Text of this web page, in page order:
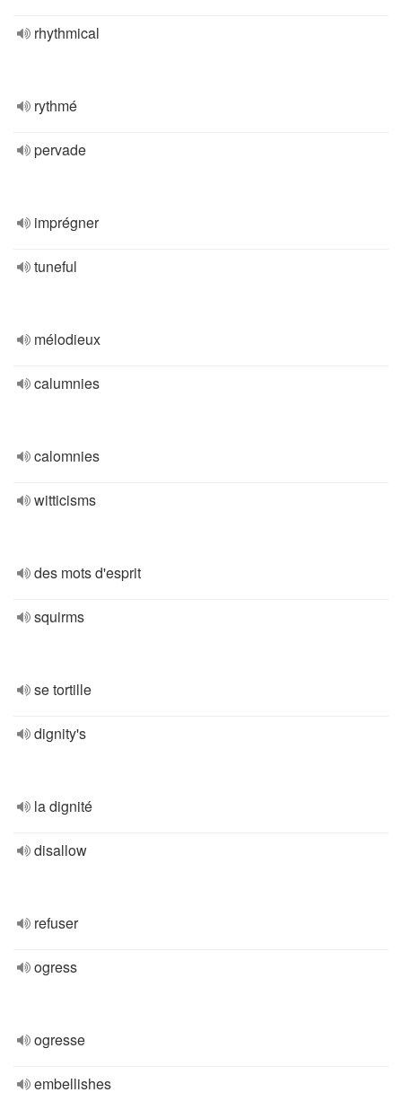
rhythmical
rythmé
pervade
imprégner
tuneful
mélodieux
calumnies
calomnies
witticisms
des mots d'esprit
squirms
se tortille
dignity's
la dignité
disallow
refuser
ogress
ogresse
embellishes